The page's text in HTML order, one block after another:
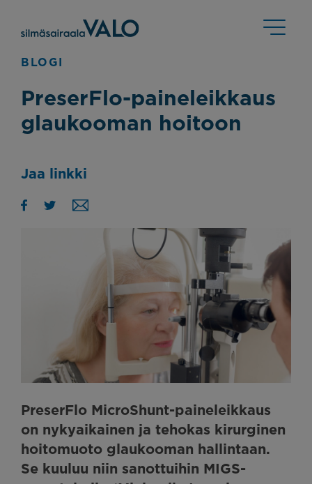
BLOGI
PreserFlo-paineleikkaus
glaukooman hoitoon
Jaa linkki
PreserFlo MicroShunt-paineleikkaus
on nykyaikainen ja tehokas kirurginen
hoitomuoto glaukooman hallintaan.
Se kuuluu niin sanottuihin MIGS-